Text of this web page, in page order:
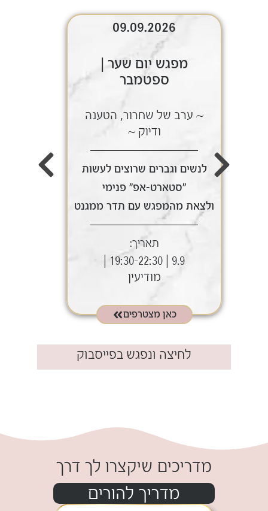
09.09.2026
מפגש יום שער |
ספטמבר
~ ערב של שחרור, הטענה
ודיוק ~
לנשים וגברים שרוצים לעשות
"סטארט-אפ" פנימי
ולצאת מהמפגש עם תדר ממגנט
תאריך:
מודיעין
כאן מצטרפים
לחיצה ונפגש בפייסבוק​
מדריכים שיקצרו לך דרך
מדריך להורים